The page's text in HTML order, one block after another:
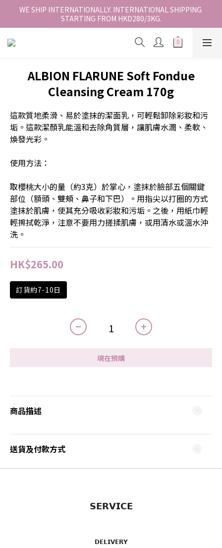
香港地區全店免運。免運費適用於香港順豐站、營業點或智能櫃取
件。
WE SHIP INTERNATIONALLY. INTERNATIONAL SHIPPING
STARTING FROM HKD280/3KG.
香港地區全店免運。免運費適用於香港順豐站、營業點或智能櫃取
ALBION FLARUNE Soft Fondue
Cleansing Cream 170g
這款質地柔滑、易於塗抹的潔面乳，可輕鬆卸除彩妝和污
垢。這款潔顏乳能溫和去除角質層，讓肌膚水潤、柔軟、
煥發光彩。
使用方法：
取櫻桃大小的量（約3克）於掌心，塗抹於臉部五個關鍵
部位（額頭、雙頰、鼻子和下巴）。用指尖以打圈的方式
塗抹於肌膚，使其充分吸收彩妝和污垢。之後，用紙巾輕
輕擦拭乾淨，注意不要用力搓揉肌膚，或用清水或溫水沖
洗。
HK$265.00
訂貨約7-10日
現在預購
商品描述
送貨及付款方式
𝗦𝗘𝗥𝗩𝗜𝗖𝗘
𝗗𝗘𝗟𝗜𝗩𝗘𝗥𝗬